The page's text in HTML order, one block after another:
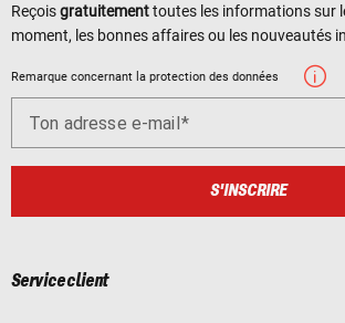
Reçoisgratuitementtoutes les informations sur
moment, les bonnes affaires ou les nouveautés
Remarque concernant la protection des données
Ton adresse e-mail
S'INSCRIRE
Service client